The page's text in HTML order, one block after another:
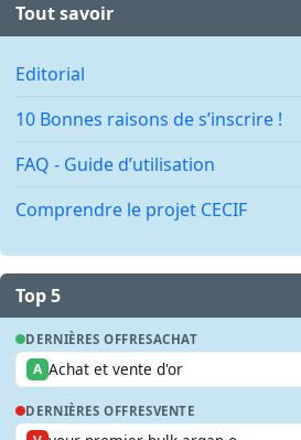
Tout savoir
Editorial
10 Bonnes raisons de s’inscrire !
FAQ - Guide d’utilisation
Comprendre le projet CECIF
Top 5
DERNIÈRES OFFRESACHAT
A Achat et vente d'or
DERNIÈRES OFFRESVENTE